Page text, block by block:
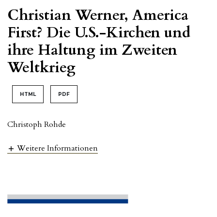
Christian Werner, America
First? Die U.S.-Kirchen und
ihre Haltung im Zweiten
Weltkrieg
HTML PDF
Christoph Rohde
Weitere Informationen